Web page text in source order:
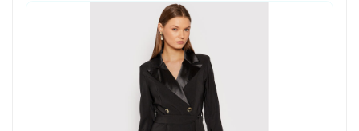
potrivite stilului lor predominat. Rochia tip sacou face
parte din categoria pieselor vestimentare care pot fi
purtate în diferite stiluri, plasând-o deci și în categoria
pieselor care nu lipsesc din garderoba pasionatelor de